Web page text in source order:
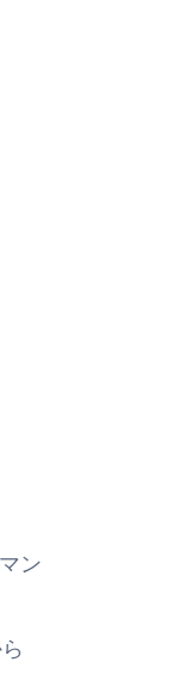
ン